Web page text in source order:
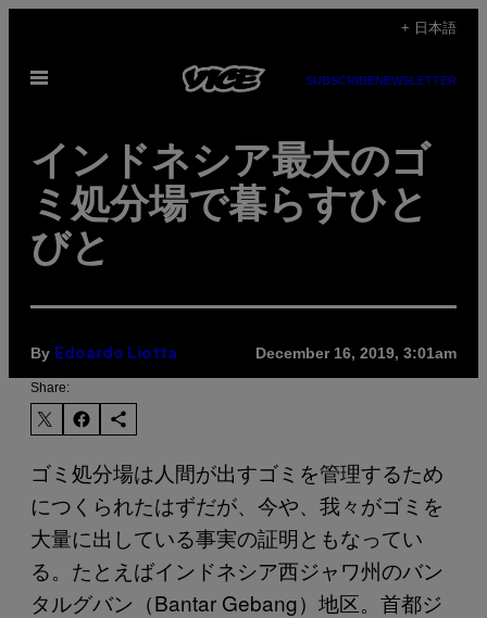
content
+ 日本語
Open
SUBSCRIBENEWSLETTER
インドネシア最大のゴ
ミ処分場で暮らすひと
びと
By Edoardo Liotta December 16, 2019, 3:01am
Share:
ゴミ処分場は人間が出すゴミを管理するため
につくられたはずだが、今や、我々がゴミを
大量に出している事実の証明ともなってい
る。たとえばインドネシア西ジャワ州のバン
タルグバン（Bantar Gebang）地区。首都ジ